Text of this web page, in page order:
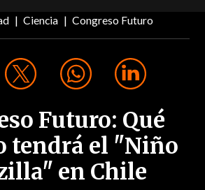
Ciencia Congreso Futuro
Futuro: Qué
tendrá el "Niño
en Chile